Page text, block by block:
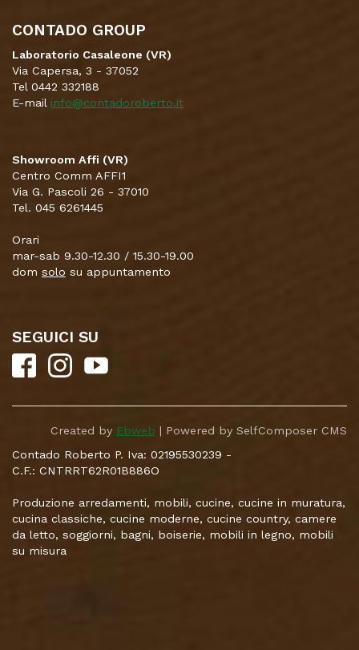
CONTADO GROUP
Laboratorio Casaleone (VR)
Via Capersa, 3 - 37052
Tel 0442 332188
E-mail info@contadoroberto.it
Showroom Affi (VR)
Centro Comm AFFI1
Via G. Pascoli 26 - 37010
Tel. 045 6261445
Orari
mar-sab 9.30-12.30 / 15.30-19.00
dom solo su appuntamento
SEGUICI SU
Created by Ebweb | Powered by SelfComposer CMS
Contado Roberto P. Iva: 02195530239 -
C.F.: CNTRRT62R01B886O
Produzione arredamenti, mobili, cucine, cucine in muratura,
cucina classiche, cucine moderne, cucine country, camere
da letto, soggiorni, bagni, boiserie, mobili in legno, mobili
su misura